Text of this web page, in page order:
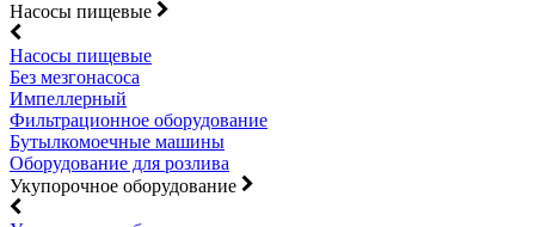
Насосы пищевые
Насосы пищевые
Без мезгонасоса
Импеллерный
Фильтрационное оборудование
Бутылкомоечные машины
Оборудование для розлива
Укупорочное оборудование